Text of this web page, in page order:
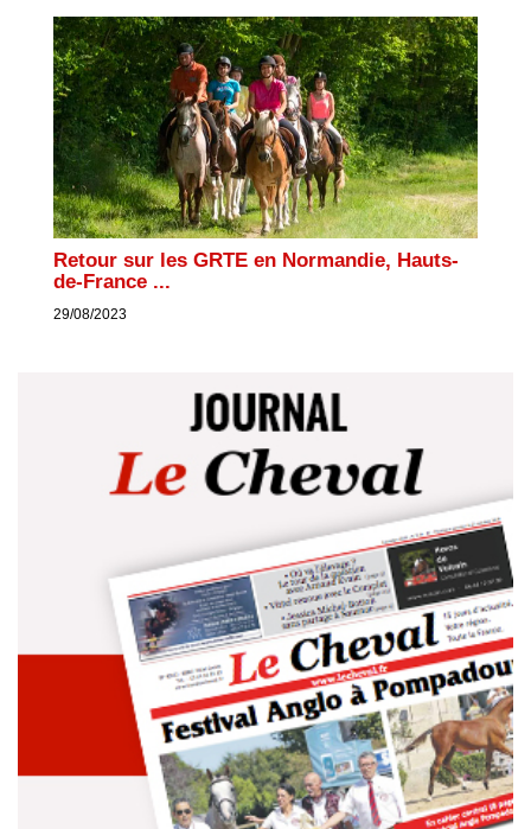
Retour sur les GRTE en Normandie, Hauts-
de-France ...
29/08/2023